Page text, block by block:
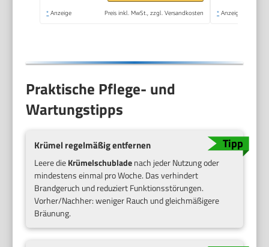
perfekt für 2
* Anzeige Preis inkl. MwSt., zzgl. Versandkosten * Anzeige
Praktische Pflege- und
Wartungstipps
Krümel regelmäßig entfernen
Leere dieKrümelschubladenach jeder Nutzung oder
mindestens einmal pro Woche. Das verhindert
Brandgeruch und reduziert Funktionsstörungen.
Vorher/Nachher: weniger Rauch und gleichmäßigere
Bräunung.